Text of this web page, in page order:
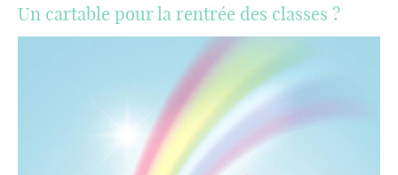
Un cartable pour la rentrée des classes ?